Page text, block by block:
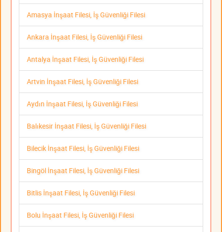
Amasya İnşaat Filesi, İş Güvenliği Filesi
Ankara İnşaat Filesi, İş Güvenliği Filesi
Antalya İnşaat Filesi, İş Güvenliği Filesi
Artvin İnşaat Filesi, İş Güvenliği Filesi
Aydın İnşaat Filesi, İş Güvenliği Filesi
Balıkesir İnşaat Filesi, İş Güvenliği Filesi
Bilecik İnşaat Filesi, İş Güvenliği Filesi
Bingöl İnşaat Filesi, İş Güvenliği Filesi
Bitlis İnşaat Filesi, İş Güvenliği Filesi
Bolu İnşaat Filesi, İş Güvenliği Filesi